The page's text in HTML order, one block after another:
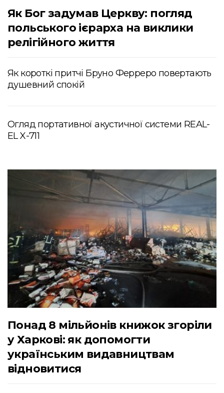
Як Бог задумав Церкву: погляд
польського ієрарха на виклики
релігійного життя
Як короткі притчі Бруно Ферреро повертають
душевний спокій
Огляд портативної акустичної системи REAL-
EL X-711
Понад 8 мільйонів книжок згоріли
у Харкові: як допомогти
українським видавництвам
відновитися